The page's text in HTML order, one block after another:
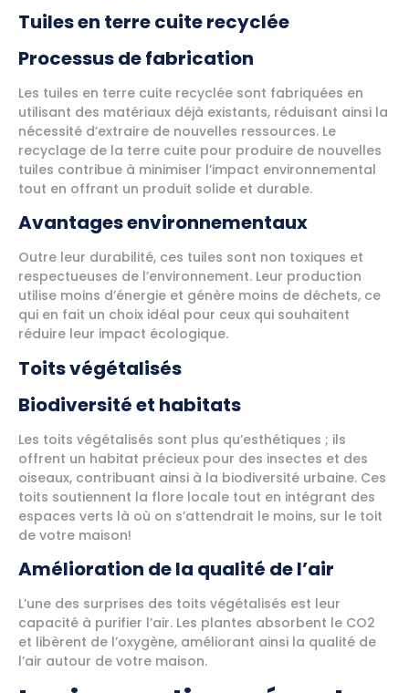
Tuiles en terre cuite recyclée
Processus de fabrication
Les tuiles en terre cuite recyclée sont fabriquées en
utilisant des matériaux déjà existants, réduisant ainsi la
nécessité d’extraire de nouvelles ressources. Le
recyclage de la terre cuite pour produire de nouvelles
tuiles contribue à minimiser l’impact environnemental
tout en offrant un produit solide et durable.
Avantages environnementaux
Outre leur durabilité, ces tuiles sont non toxiques et
respectueuses de l’environnement. Leur production
utilise moins d’énergie et génère moins de déchets, ce
qui en fait un choix idéal pour ceux qui souhaitent
réduire leur impact écologique.
Toits végétalisés
Biodiversité et habitats
Les toits végétalisés sont plus qu’esthétiques ; ils
offrent un habitat précieux pour des insectes et des
oiseaux, contribuant ainsi à la biodiversité urbaine. Ces
toits soutiennent la flore locale tout en intégrant des
espaces verts là où on s’attendrait le moins, sur le toit
de votre maison!
Amélioration de la qualité de l’air
L’une des surprises des toits végétalisés est leur
capacité à purifier l’air. Les plantes absorbent le CO2
et libèrent de l’oxygène, améliorant ainsi la qualité de
l’air autour de votre maison.